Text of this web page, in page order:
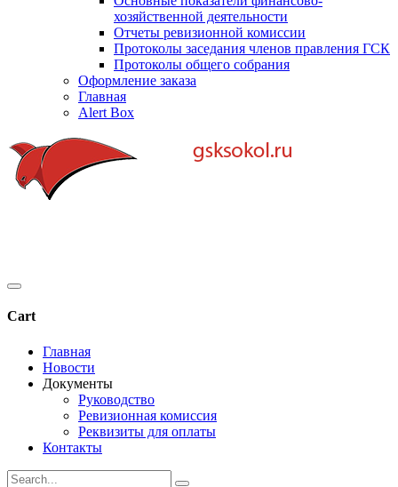
хозяйственной деятельности
Отчеты ревизионной комиссии
Протоколы заседания членов правления ГСК
Протоколы общего собрания
Оформление заказа
Главная
Alert Box
Cart
Главная
Новости
Документы
Руководство
Ревизионная комиссия
Реквизиты для оплаты
Контакты